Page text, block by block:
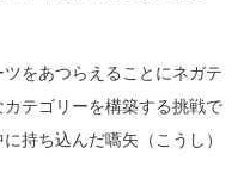
をあつらえることにネガテ
テゴリーを構築する挑戦で
持ち込んだ嚆矢（こうし）